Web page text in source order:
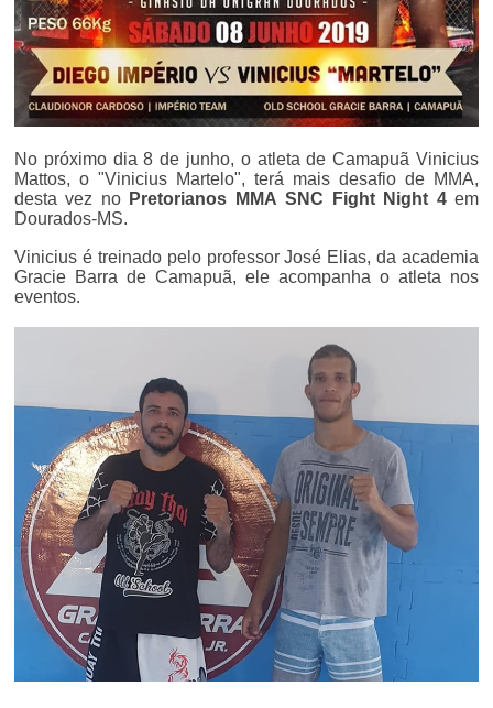
No próximo dia 8 de junho, o atleta de Camapuã Vinicius
Mattos, o "Vinicius Martelo", terá mais desafio de MMA,
desta vez no Pretorianos MMASNC Fight Night 4 em
Dourados-MS.
Vinicius é treinado pelo professor José Elias, da academia
Gracie Barra de Camapuã, ele acompanha o atleta nos
eventos.